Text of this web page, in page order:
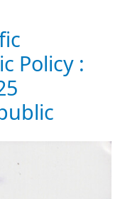
Policy :